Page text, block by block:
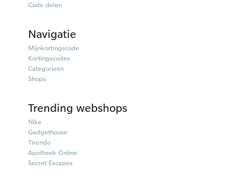
Code delen
Navigatie
Mijnkortingscode
Kortingscodes
Categorieën
Shops
Trending webshops
Nike
Gadgethouse
Tirendo
Apotheek Online
Secret Escapes